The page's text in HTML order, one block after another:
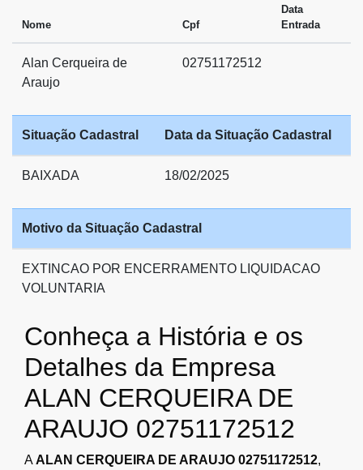
Nome Cpf
Data
Entrada
Alan Cerqueira de
Araujo
02751172512
Situação Cadastral Data da Situação Cadastral
BAIXADA 18/02/2025
Motivo da Situação Cadastral
EXTINCAO POR ENCERRAMENTO LIQUIDACAO
VOLUNTARIA
Conheça a História e os
Detalhes da Empresa
ALAN CERQUEIRA DE
ARAUJO 02751172512
AALAN CERQUEIRA DE ARAUJO 02751172512,